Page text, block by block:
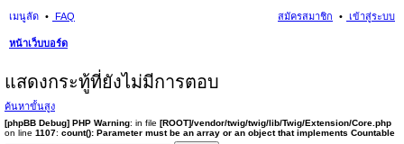
เมนูลัด FAQ เข้าสู่ระบบ
สมัครสมาชิก
หน้าเว็บบอร์ด
แสดงกระทู้ที่ยังไม่มีการตอบ
ค้นหาขั้นสูง
[phpBB Debug] PHP Warning: in file [ROOT]/vendor/twig/twig/lib/Twig/Extension/Core.php
on line 1107: count(): Parameter must be an array or an object that implements Countable